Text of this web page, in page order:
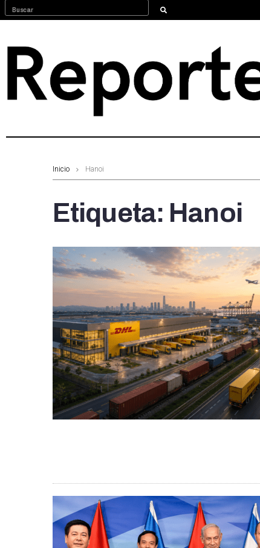
Inicio Hanoi
Etiqueta: Hanoi